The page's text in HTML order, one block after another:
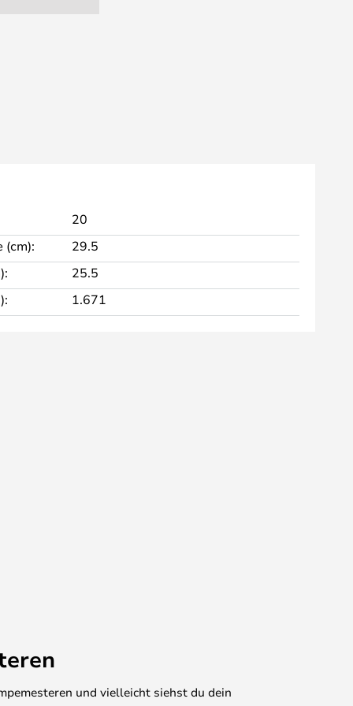
20
(cm):
29.5
25.5
1.671
und vielleicht siehst du dein